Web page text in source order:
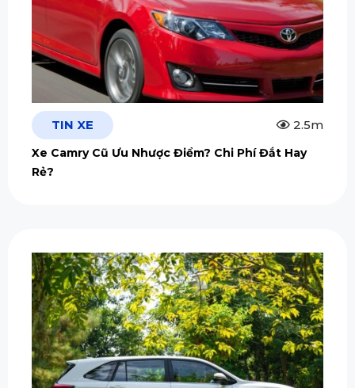
TIN XE 2.5m
Xe Camry Cũ Ưu Nhược Điểm? Chi Phí Đắt Hay
Rẻ?